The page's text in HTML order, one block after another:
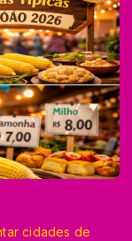
cidades de